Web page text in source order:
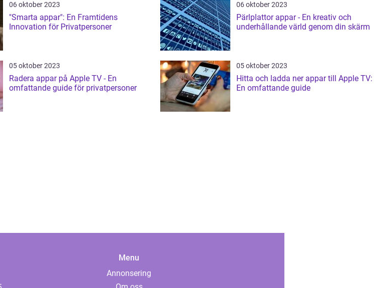
06 oktober 2023
"Smarta appar": En Framtidens
Innovation för Privatpersoner
06 oktober 2023
Pärlplattor appar - En kreativ och
underhållande värld genom din skärm
05 oktober 2023
Radera appar på Apple TV - En
omfattande guide för privatpersoner
05 oktober 2023
Hitta och ladda ner appar till Apple TV:
En omfattande guide
Menu
Annonsering